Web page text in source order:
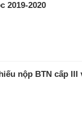
2019-2020
nộp BTN cấp